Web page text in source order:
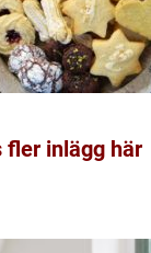
fler inlägg här